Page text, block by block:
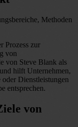
Methoden
Prozess zur
von
von Steve Blank als
hilft Unternehmen,
Dienstleistungen
entsprechen.
von